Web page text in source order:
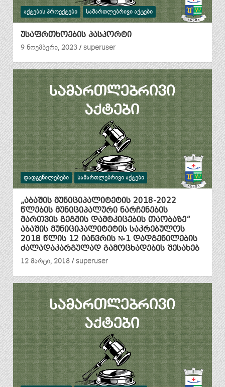
ᲐᲥᲢᲔᲑᲘᲡ ᲞᲠᲝᲔᲥᲢᲔᲑᲘ ᲡᲐᲛᲐᲠᲗᲚᲔᲑᲠᲘᲕᲘ ᲐᲥᲢᲔᲑᲘ
უსაფრთხოების პასპორტი
9 ნოემბერი, 2023
superuser
ᲓᲐᲓᲒᲔᲜᲘᲚᲔᲑᲔᲑᲘ ᲡᲐᲛᲐᲠᲗᲚᲔᲑᲠᲘᲕᲘ ᲐᲥᲢᲔᲑᲘ
„აბაშის მუნიციპალიტეტის 2018-2022
წლების მუნიციპალური ნარჩენების
მართვის გეგმის დამტკიცების თაობაზე“
აბაშის მუნიციპალიტეტის საკრებულოს
2018 წლის 12 იანვრის №1 დადგენილების
ძალადაკარგულად გამოცხადების შესახებ
12 მარტი, 2018
superuser